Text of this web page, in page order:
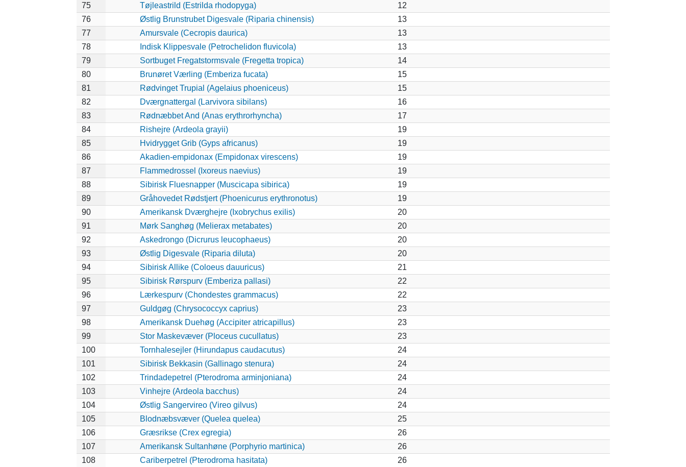
75
Tøjleastrild (Estrilda rhodopyga)
12
76
Østlig Brunstrubet Digesvale (Riparia chinensis)
13
77
Amursvale (Cecropis daurica)
13
78
Indisk Klippesvale (Petrochelidon fluvicola)
13
79
Sortbuget Fregatstormsvale (Fregetta tropica)
14
80
Brunøret Værling (Emberiza fucata)
15
81
Rødvinget Trupial (Agelaius phoeniceus)
15
82
Dværgnattergal (Larvivora sibilans)
16
83
Rødnæbbet And (Anas erythrorhyncha)
17
84
Rishejre (Ardeola grayii)
19
85
Hvidrygget Grib (Gyps africanus)
19
86
Akadien-empidonax (Empidonax virescens)
19
87
Flammedrossel (Ixoreus naevius)
19
88
Sibirisk Fluesnapper (Muscicapa sibirica)
19
89
Gråhovedet Rødstjert (Phoenicurus erythronotus)
19
90
Amerikansk Dværghejre (Ixobrychus exilis)
20
91
Mørk Sanghøg (Melierax metabates)
20
92
Askedrongo (Dicrurus leucophaeus)
20
93
Østlig Digesvale (Riparia diluta)
20
94
Sibirisk Allike (Coloeus dauuricus)
21
95
Sibirisk Rørspurv (Emberiza pallasi)
22
96
Lærkespurv (Chondestes grammacus)
22
97
Guldgøg (Chrysococcyx caprius)
23
98
Amerikansk Duehøg (Accipiter atricapillus)
23
99
Stor Maskevæver (Ploceus cucullatus)
23
100
Tornhalesejler (Hirundapus caudacutus)
24
101
Sibirisk Bekkasin (Gallinago stenura)
24
102
Trindadepetrel (Pterodroma arminjoniana)
24
103
Vinhejre (Ardeola bacchus)
24
104
Østlig Sangervireo (Vireo gilvus)
24
105
Blodnæbsvæver (Quelea quelea)
25
106
Græsrikse (Crex egregia)
26
107
Amerikansk Sultanhøne (Porphyrio martinica)
26
108
Cariberpetrel (Pterodroma hasitata) 26